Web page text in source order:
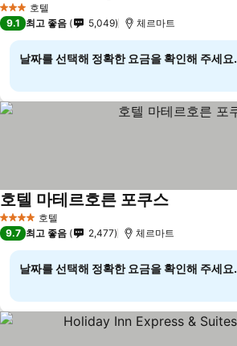
3 성급 호텔
9.1 최고 좋음 5,049 체르마트
날짜를 선택해 정확한 요금을 확인해 주세요.
4 성급 호텔
호텔 마테르호른 포쿠스요금 보기
9.7 최고 좋음 2,477 체르마트
날짜를 선택해 정확한 요금을 확인해 주세요.